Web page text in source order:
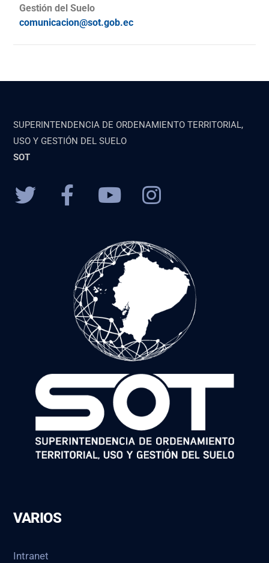
Gestión del Suelo
comunicacion@sot.gob.ec
SUPERINTENDENCIA DE ORDENAMIENTO TERRITORIAL,
USO Y GESTIÓN DEL SUELO
SOT
VARIOS
Intranet